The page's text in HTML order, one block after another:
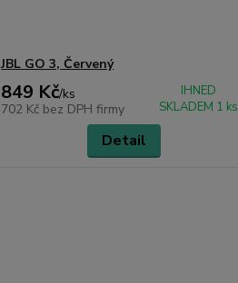
JBL GO 3, Červený
849 Kč/ks
702 Kč bez DPH firmy
IHNED
SKLADEM 1 ks
Detail